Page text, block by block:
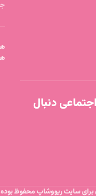
دنبال
برای سایت ریووشاپ محفوظ